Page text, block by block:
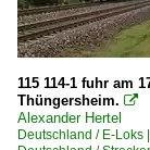
115 114-1 fuhr am
Thüngersheim. 
Alexander Hertel
Deutschland / E-